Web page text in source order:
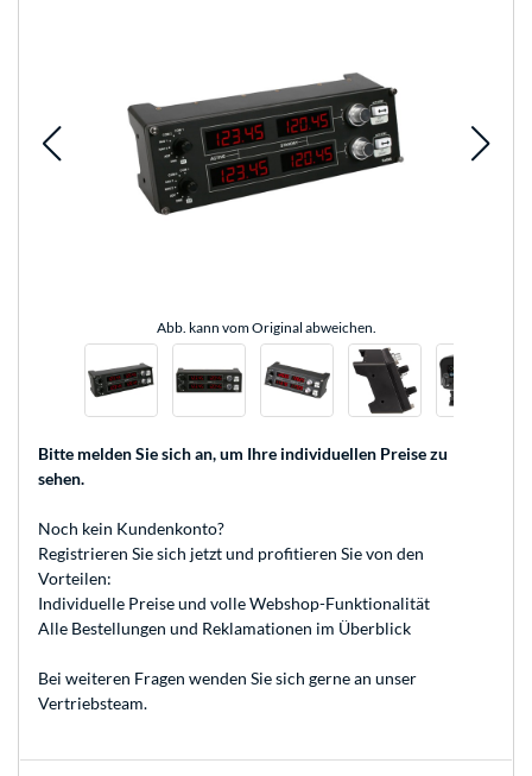
Abb. kann vom Original abweichen.
Bitte melden Sie sich an, um Ihre individuellen Preise zu
sehen.
Noch kein Kundenkonto?
Registrieren Sie sich jetzt und profitieren Sie von den
Vorteilen:
Individuelle Preise und volle Webshop-Funktionalität
Alle Bestellungen und Reklamationen im Überblick
Bei weiteren Fragen wenden Sie sich gerne an unser
Vertriebsteam.